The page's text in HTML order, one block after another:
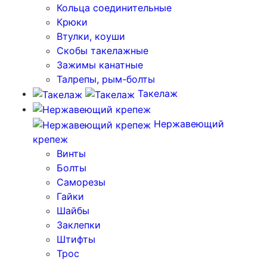
Кольца соединительные
Крюки
Втулки, коуши
Скобы такелажные
Зажимы канатные
Талрепы, рым-болты
Такелаж
Нержавеющий
крепеж
Винты
Болты
Саморезы
Гайки
Шайбы
Заклепки
Штифты
Трос